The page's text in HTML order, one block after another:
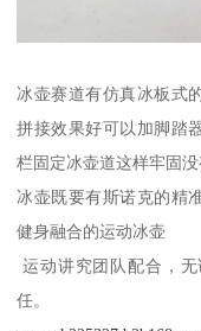
冰壶赛道有仿真冰板式
拼接效果好可以加脚踏
栏固定冰壶道这样牢固没
冰壶既要有斯诺克的精
健身融合的运动冰壶
运动讲究团队配合，
任。